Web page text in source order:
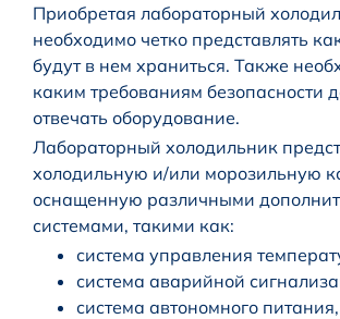
Приобретая лабораторный
необходимо четко представлять
будут в нем храниться. Также
каким требованиям безопасности
отвечать оборудование.
Лабораторный холодильник
холодильную и/или морозильную
оснащенную различными
системами, такими как:
система управления
система аварийной
система автономного питания,